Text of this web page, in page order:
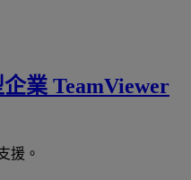
業 TeamViewer
援。